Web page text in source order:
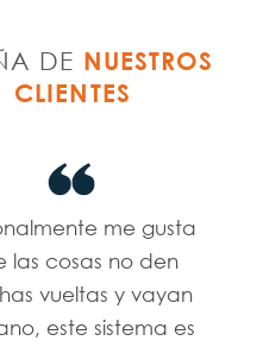
DE NUESTROS
CLIENTES
me gusta
las cosas no den
vueltas y vayan
este sistema es